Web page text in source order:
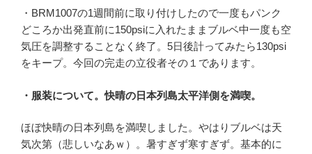
・BRM1007の1週間前に取り付けしたので一度もパンク
どころか出発直前に150psiに入れたままブルベ中一度も空
気圧を調整することなく終了。5日後計ってみたら130psi
をキープ。今回の完走の立役者その１であります。
・服装について。快晴の日本列島太平洋側を満喫。
ほぼ快晴の日本列島を満喫しました。やはりブルベは天
気次第（悲しいなあｗ）。暑すぎず寒すぎず。基本的に